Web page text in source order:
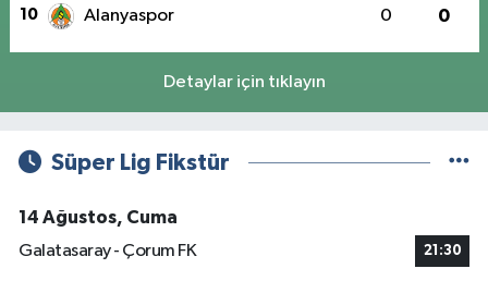
10 Alanyaspor 0 0
Detaylar için tıklayın
Süper Lig Fikstür
14 Ağustos, Cuma
Galatasaray - Çorum FK
21:30